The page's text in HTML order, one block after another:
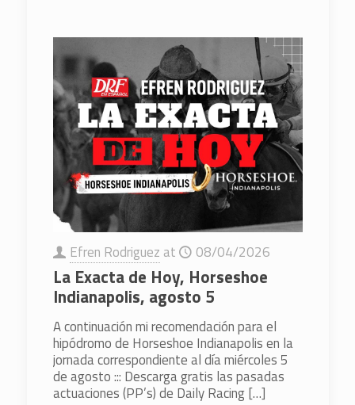
Efren Rodriguez at 08/04/2026
La Exacta de Hoy, Horseshoe
Indianapolis, agosto 5
A continuación mi recomendación para el
hipódromo de Horseshoe Indianapolis en la
jornada correspondiente al día miércoles 5
de agosto ::: Descarga gratis las pasadas
actuaciones (PP’s) de Daily Racing[…]